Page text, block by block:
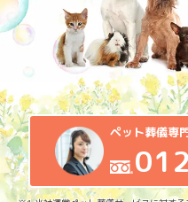
ペット葬儀専